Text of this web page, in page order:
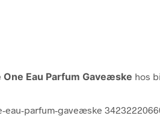
One Eau Parfum Gaveæske hos
eau-parfum-gaveæske